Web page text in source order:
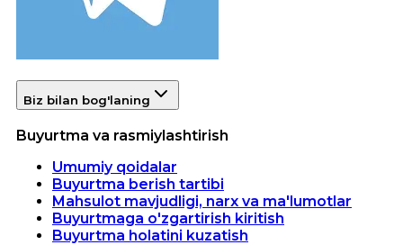
Biz bilan bog'laning
Buyurtma va rasmiylashtirish
Umumiy qoidalar
Buyurtma berish tartibi
Mahsulot mavjudligi, narx va ma'lumotlar
Buyurtmaga o'zgartirish kiritish
Buyurtma holatini kuzatish